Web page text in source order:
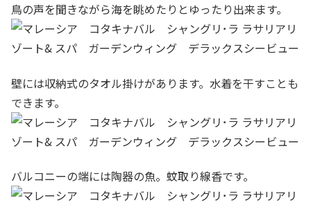
鳥の声を聞きながら海を眺めたりとゆったり出来ます。
壁には収納式のタオル掛けがあります。水着を干すことも
できます。
バルコニーの端には陶器の魚。蚊取り線香です。